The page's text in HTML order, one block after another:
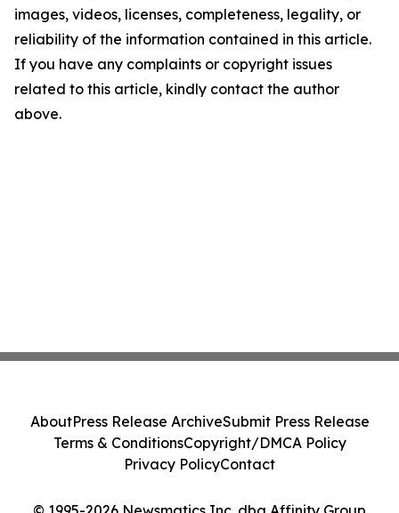
images, videos, licenses, completeness, legality, or
reliability of the information contained in this article.
If you have any complaints or copyright issues
related to this article, kindly contact the author
above.
AboutPress Release ArchiveSubmit Press Release
Terms & ConditionsCopyright/DMCA Policy
Privacy PolicyContact